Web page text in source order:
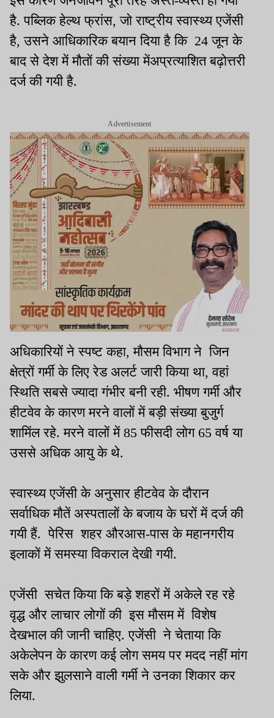
है. पब्लिक हेल्थ फ्रांस, जो राष्ट्रीय स्वास्थ्य एजेंसी
है, उसने आधिकारिक बयान दिया है कि 24 जून के
बाद से देश में मौतों की संख्या मेंअप्रत्याशित बढ़ोत्तरी
दर्ज की गयी है.
Advertisement
अधिकारियों ने स्पष्ट कहा, मौसम विभाग ने जिन
क्षेत्रों गर्मी के लिए रेड अलर्ट जारी किया था, वहां
स्थिति सबसे ज्यादा गंभीर बनी रही. भीषण गर्मी और
हीटवेव के कारण मरने वालों में बड़ी संख्या बुजुर्ग
शामिंल रहे. मरने वालों में 85 फीसदी लोग 65 वर्ष या
उससे अधिक आयु के थे.
स्वास्थ्य एजेंसी के अनुसार हीटवेव के दौरान
सर्वाधिक मौतें अस्पतालों के बजाय के घरों में दर्ज की
गयी हैं. पेरिस शहर औरआस-पास के महानगरीय
इलाकों में समस्या विकराल देखी गयी.
एजेंसी सचेत किया कि बड़े शहरों में अकेले रह रहे
वृद्ध और लाचार लोगों की इस मौसम में विशेष
देखभाल की जानी चाहिए. एजेंसी ने चेताया कि
अकेलेपन के कारण कई लोग समय पर मदद नहीं मांग
सके और झुलसाने वाली गर्मी ने उनका शिकार कर
लिया.